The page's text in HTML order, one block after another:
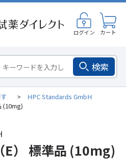
ログイン カート
検索
> HPC Standards GmbH
(10mg)
E） 標準品 (10mg)